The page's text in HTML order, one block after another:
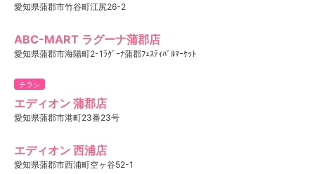
愛知県蒲郡市竹谷町江尻26-2
ABC-MART ラグーナ蒲郡店
愛知県蒲郡市海陽町2-1ﾗｸﾞｰﾅ蒲郡ﾌｪｽﾃｨﾊﾞﾙﾏｰｹｯﾄ
チラシ
エディオン 蒲郡店
愛知県蒲郡市港町23番23号
エディオン 西浦店
愛知県蒲郡市西浦町空ヶ谷52-1